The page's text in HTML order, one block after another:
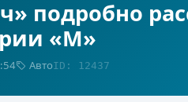
подробно
«М»
АвтоID: 12437